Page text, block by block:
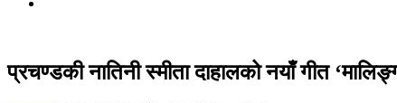
प्रचण्डकी नातिनी स्मीता दाहालको नयाँ गीत